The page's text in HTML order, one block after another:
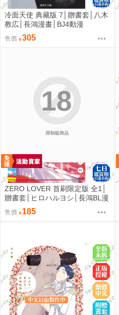
冷面天使 典藏版 7│贈書套│八木
教広│長鴻漫畫│BJ4動漫
售價 305
限制級商品
18
ZERO LOVER 首刷限定版 全1│
贈書套│ヒロハルヨシ│長鴻BL漫
畫│BJ4動漫
售價 185